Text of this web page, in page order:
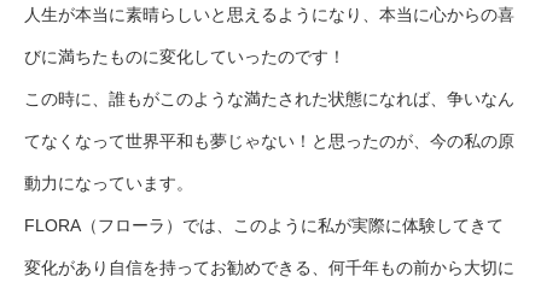
人生が本当に素晴らしいと思えるようになり、本当に心からの喜
びに満ちたものに変化していったのです！
この時に、誰もがこのような満たされた状態になれば、争いなん
てなくなって世界平和も夢じゃない！と思ったのが、今の私の原
動力になっています。
FLORA（フローラ）では、このように私が実際に体験してきて
変化があり自信を持ってお勧めできる、何千年もの前から大切に